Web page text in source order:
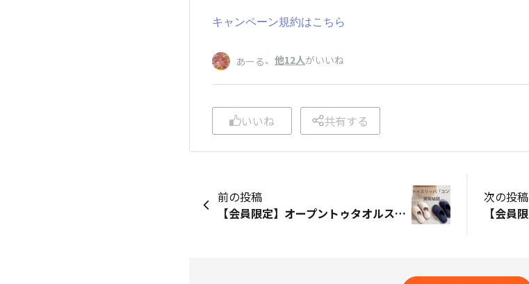
キャンペーン規約はこちら
あーる、 他12人がいいね
いいね 共有する
前の投稿
【会員限定】オープントゥタオルスリッパ 開発秘話
次の投稿